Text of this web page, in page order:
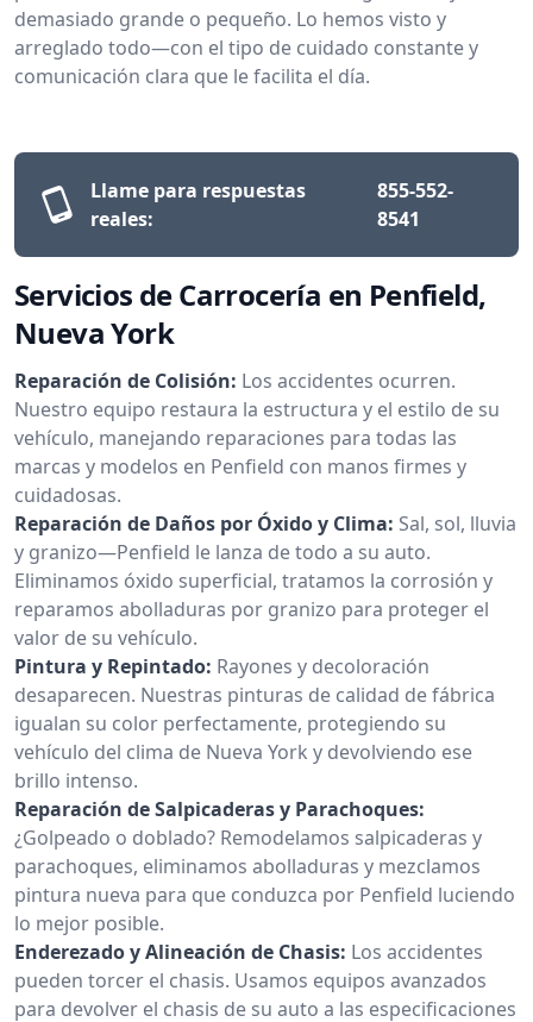
demasiado grande o pequeño. Lo hemos visto y
arreglado todo—con el tipo de cuidado constante y
comunicación clara que le facilita el día.
Llame para respuestas
reales:
855-552-
8541
Servicios de Carrocería en Penfield,
Nueva York
Reparación de Colisión: Los accidentes ocurren.
Nuestro equipo restaura la estructura y el estilo de su
vehículo, manejando reparaciones para todas las
marcas y modelos en Penfield con manos firmes y
cuidadosas.
Reparación de Daños por Óxido y Clima: Sal, sol, lluvia
y granizo—Penfield le lanza de todo a su auto.
Eliminamos óxido superficial, tratamos la corrosión y
reparamos abolladuras por granizo para proteger el
valor de su vehículo.
Pintura y Repintado: Rayones y decoloración
desaparecen. Nuestras pinturas de calidad de fábrica
igualan su color perfectamente, protegiendo su
vehículo del clima de Nueva York y devolviendo ese
brillo intenso.
Reparación de Salpicaderas y Parachoques:
¿Golpeado o doblado? Remodelamos salpicaderas y
parachoques, eliminamos abolladuras y mezclamos
pintura nueva para que conduzca por Penfield luciendo
lo mejor posible.
Enderezado y Alineación de Chasis: Los accidentes
pueden torcer el chasis. Usamos equipos avanzados
para devolver el chasis de su auto a las especificaciones